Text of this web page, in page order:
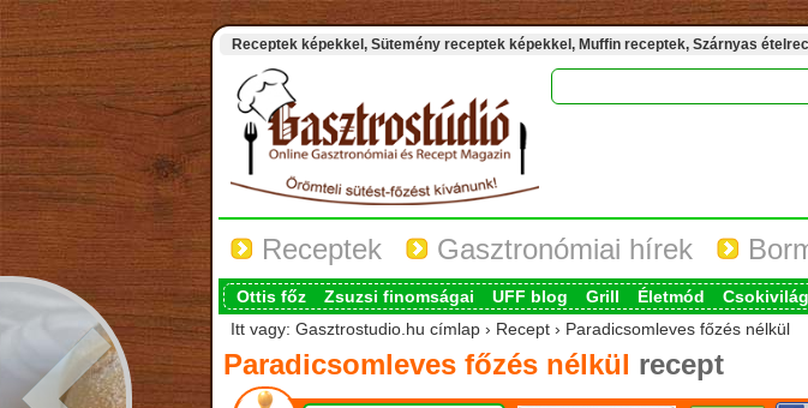
Receptek képekkel, Sütemény receptek képekkel, Muffin receptek, Szárnyas
Receptek Gasztronómiai hírek
Ottis főz Zsuzsi finomságai UFF blog Grill Életmód Csokivilág
Itt vagy: Gasztrostudio.hu címlap › Recept › Paradicsomleves főzés nélkül
Paradicsomleves főzés nélkül recept